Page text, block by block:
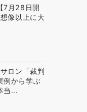
7月28日開
像以上に大
ロン「裁判
例から学ぶ
当...